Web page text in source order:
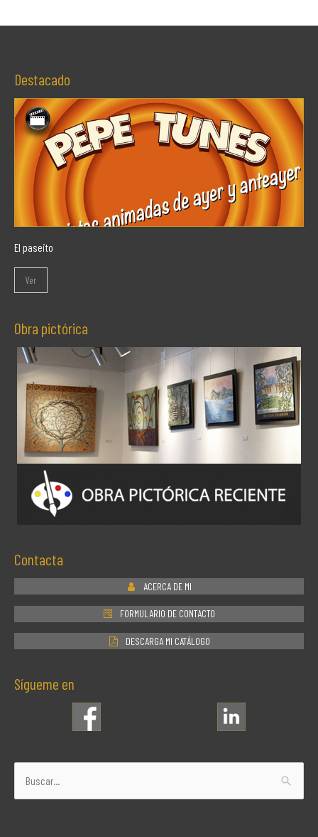
Destacado
El paseito
Ver
Obra pictórica
Contacta
ACERCA DE MI
FORMULARIO DE CONTACTO
DESCARGA MI CATÁLOGO
Sígueme en
Buscar
por: